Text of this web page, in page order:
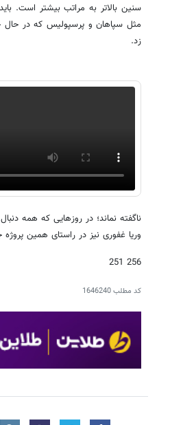
سنین بالاتر به مراتب بیشتر است.
مثل سپاهان و پرسپولیس که در حال
زد.
ناگفته نماند؛ در روزهایی که همه
وریا غفوری نیز در راستای همین
256 251
کد مطلب1646240